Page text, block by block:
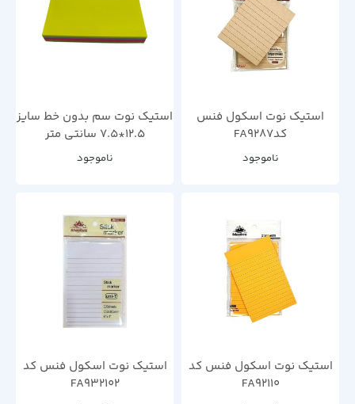
استیک نوت اسکول فنس
کدFA9287
ناموجود
استیک نوت سم بدون خط سایز
12.5*7.5 سانتی متر
ناموجود
استیک نوت اسکول فنس کد
FA92110
استیک نوت اسکول فنس کد
FA932102